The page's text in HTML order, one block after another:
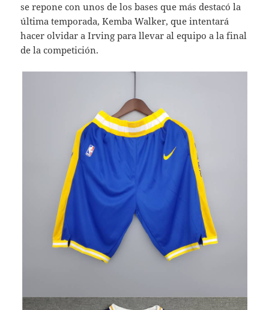
se repone con unos de los bases que más destacó la
última temporada, Kemba Walker, que intentará
hacer olvidar a Irving para llevar al equipo a la final
de la competición.